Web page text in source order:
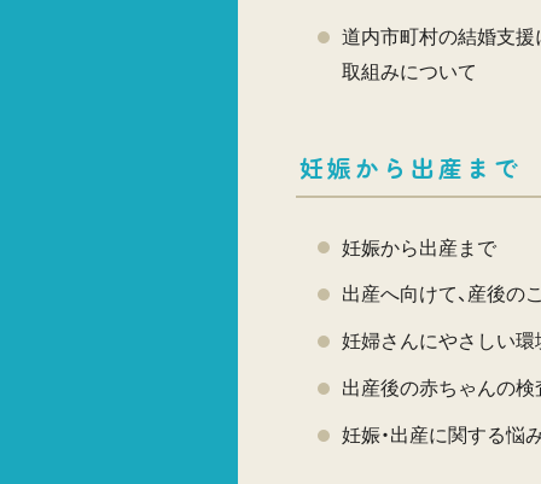
道内市町村の結婚支援
取組みについて
妊娠から出産まで
妊娠から出産まで
出産へ向けて、産後の
妊婦さんにやさしい環
出産後の赤ちゃんの検
妊娠・出産に関する悩